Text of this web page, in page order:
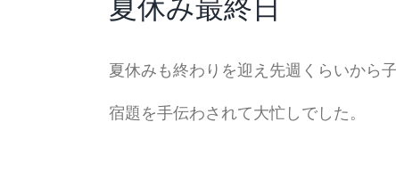
夏休み最終日
夏休みも終わりを迎え先週くらいから
宿題を手伝わされて大忙しでした。